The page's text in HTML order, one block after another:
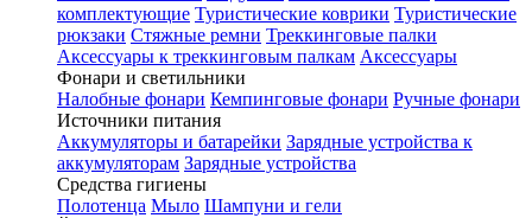
комплектующие Туристические коврики Туристические
рюкзаки Стяжные ремни Треккинговые палки
Аксессуары к треккинговым палкам Аксессуары
Фонари и светильники
Налобные фонари Кемпинговые фонари Ручные фонари
Источники питания
Аккумуляторы и батарейки Зарядные устройства к
аккумуляторам Зарядные устройства
Средства гигиены
Полотенца Мыло Шампуни и гели